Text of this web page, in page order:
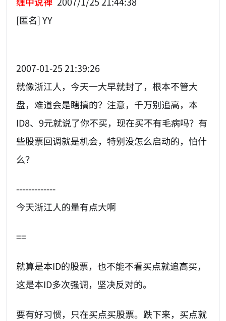
[匿名] YY
2007-01-25 21:39:26
就像浙江人，今天一大早就封了，根本不管大
盘，难道会是瞎搞的？注意，千万别追高，本
ID8、9元就说了你不买，现在买不有毛病吗？有
些股票回调就是机会，特别没怎么启动的，怕什
么？
-------------
今天浙江人的量有点大啊
==
就算是本ID的股票，也不能不看买点就追高买，
这是本ID多次强调，坚决反对的。
要有好习惯，只在买点买股票。跌下来，买点就